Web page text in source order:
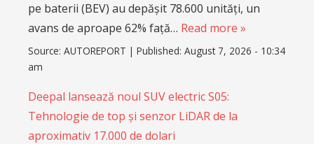
pe baterii (BEV) au depășit 78.600 unități, un
avans de aproape 62% față… Read more »
Source: AUTOREPORT | Published: August 7, 2026 - 10:34
am
Deepal lansează noul SUV electric S05:
Tehnologie de top și senzor LiDAR de la
aproximativ 17.000 de dolari